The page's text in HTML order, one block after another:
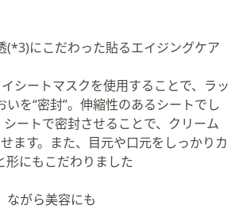
(*3)にこだわった貼るエイジングケア
シートマスクを使用することで、ラッ
いを“密封”。伸縮性のあるシートでし
シートで密封させることで、クリーム
ます。また、目元や口元をしっかりカ
形にもこだわりました
ながら美容にも